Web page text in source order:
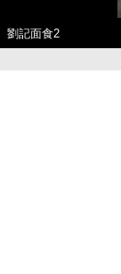
劉記面食2